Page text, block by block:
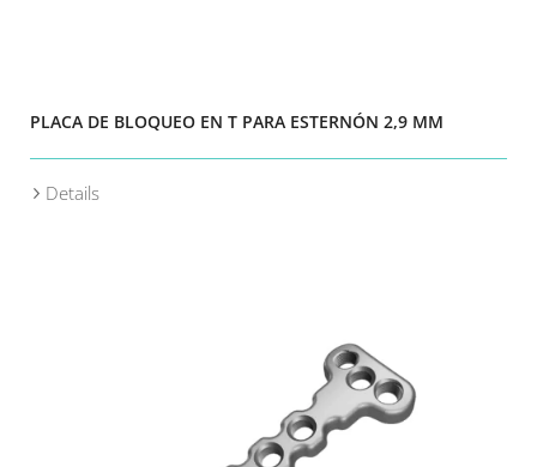
PLACA DE BLOQUEO EN T PARA ESTERNÓN 2,9 MM
Details